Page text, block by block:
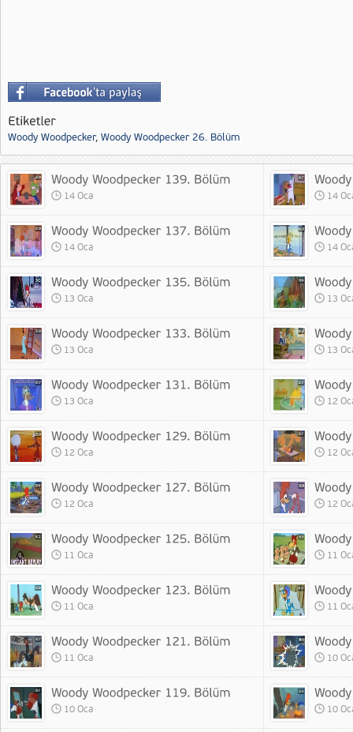
Woody Woodpecker, Woody Woodpecker 26. Bölüm
14 Oca 14
14 Oca 14
13 Oca 13
13 Oca 13
13 Oca 12
12 Oca 12
12 Oca 12
11 Oca 11
11 Oca 11
11 Oca 10
10 Oca 10